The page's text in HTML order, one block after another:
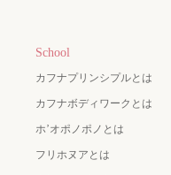
School
カフナプリンシプルとは
カフナボディワークとは
ホ’オポノポノとは
フリホヌアとは